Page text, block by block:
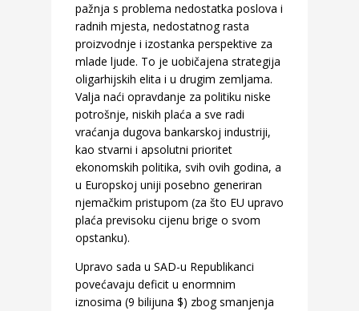
pažnja s problema nedostatka poslova i
radnih mjesta, nedostatnog rasta
proizvodnje i izostanka perspektive za
mlade ljude. To je uobičajena strategija
oligarhijskih elita i u drugim zemljama.
Valja naći opravdanje za politiku niske
potrošnje, niskih plaća a sve radi
vraćanja dugova bankarskoj industriji,
kao stvarni i apsolutni prioritet
ekonomskih politika, svih ovih godina, a
u Europskoj uniji posebno generiran
njemačkim pristupom (za što EU upravo
plaća previsoku cijenu brige o svom
opstanku).
Upravo sada u SAD-u Republikanci
povećavaju deficit u enormnim
iznosima (9 bilijuna $) zbog smanjenja